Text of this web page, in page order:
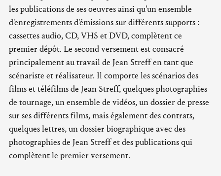
les publications de ses oeuvres ainsi qu'un ensemble
d'enregistrements d'émissions sur différents supports :
cassettes audio, CD, VHS et DVD, complètent ce
premier dépôt. Le second versement est consacré
principalement au travail de Jean Streff en tant que
scénariste et réalisateur. Il comporte les scénarios des
films et téléfilms de Jean Streff, quelques photographies
de tournage, un ensemble de vidéos, un dossier de presse
sur ses différents films, mais également des contrats,
quelques lettres, un dossier biographique avec des
photographies de Jean Streff et des publications qui
complètent le premier versement.